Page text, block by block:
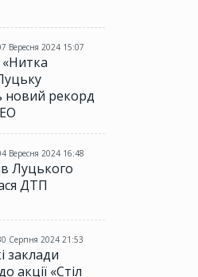
Вересня 2024 15:07
«Нитка
новий рекорд
Вересня 2024 16:48
Луцького
ДТП
Серпня 2024 21:53
заклади
акції «Стіл